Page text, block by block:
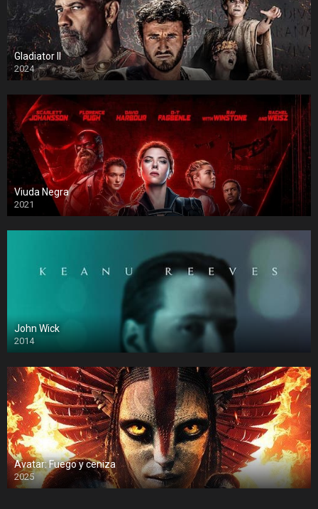
Gladiator II
2024
Viuda Negra
2021
John Wick
2014
Avatar: Fuego y ceniza
2025